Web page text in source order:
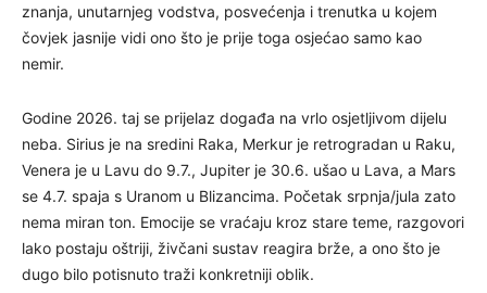
znanja, unutarnjeg vodstva, posvećenja i trenutka u kojem
čovjek jasnije vidi ono što je prije toga osjećao samo kao
nemir.
Godine 2026. taj se prijelaz događa na vrlo osjetljivom dijelu
neba. Sirius je na sredini Raka, Merkur je retrogradan u Raku,
Venera je u Lavu do 9.7., Jupiter je 30.6. ušao u Lava, a Mars
se 4.7. spaja s Uranom u Blizancima. Početak srpnja/jula zato
nema miran ton. Emocije se vraćaju kroz stare teme, razgovori
lako postaju oštriji, živčani sustav reagira brže, a ono što je
dugo bilo potisnuto traži konkretniji oblik.